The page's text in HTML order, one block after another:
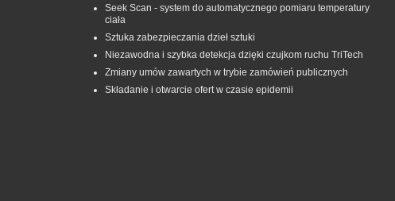
Seek Scan - system do automatycznego pomiaru temperatury
ciała
Sztuka zabezpieczania dzieł sztuki
Niezawodna i szybka detekcja dzięki czujkom ruchu TriTech
Zmiany umów zawartych w trybie zamówień publicznych
Składanie i otwarcie ofert w czasie epidemii